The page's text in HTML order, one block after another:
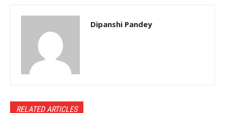
Dipanshi Pandey
RELATED ARTICLES